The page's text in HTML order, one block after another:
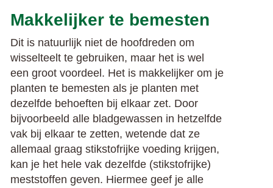
Makkelijker te bemesten
Dit is natuurlijk niet de hoofdreden om
wisselteelt te gebruiken, maar het is wel
een groot voordeel. Het is makkelijker om je
planten te bemesten als je planten met
dezelfde behoeften bij elkaar zet. Door
bijvoorbeeld alle bladgewassen in hetzelfde
vak bij elkaar te zetten, wetende dat ze
allemaal graag stikstofrijke voeding krijgen,
kan je het hele vak dezelfde (stikstofrijke)
meststoffen geven. Hiermee geef je alle